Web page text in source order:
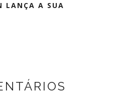
LANÇA A SUA